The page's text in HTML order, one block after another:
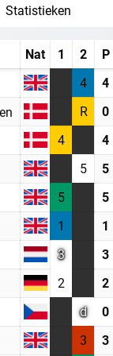
Statistieken
Nat 1 2 P
4 4
R 0
4 4
5 5
5 5
1 1
3 3
2 2
d 0
3 3